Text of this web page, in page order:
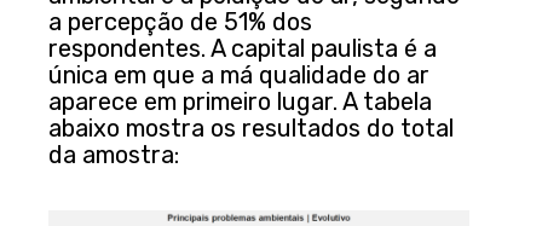
a percepção de 51% dos
respondentes. A capital paulista é a
única em que a má qualidade do ar
aparece em primeiro lugar. A tabela
abaixo mostra os resultados do total
da amostra: